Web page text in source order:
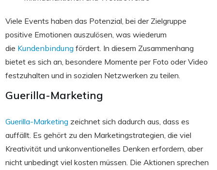
Viele Events haben das Potenzial, bei der Zielgruppe
positive Emotionen auszulösen, was wiederum
die Kundenbindung fördert. In diesem Zusammenhang
bietet es sich an, besondere Momente per Foto oder Video
festzuhalten und in sozialen Netzwerken zu teilen.
Guerilla-Marketing
Guerilla-Marketing zeichnet sich dadurch aus, dass es
auffällt. Es gehört zu den Marketingstrategien, die viel
Kreativität und unkonventionelles Denken erfordern, aber
nicht unbedingt viel kosten müssen. Die Aktionen sprechen